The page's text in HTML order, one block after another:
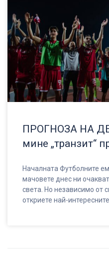
ПРОГНОЗА НА
мине „транзит“
Началната Футболните
мачовете днес ни
света. Но независимо от
откриете най-